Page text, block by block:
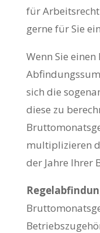
für
gerne für Sie
Wenn Sie
sich die
diese zu
multiplizieren
der Jahre Ihrer